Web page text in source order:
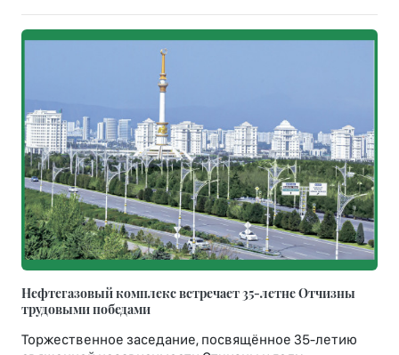
Нефтегазовый комплекс встречает 35-летне Отчизны
трудовыми победами
Торжественное заседание, посвящённое 35-летию